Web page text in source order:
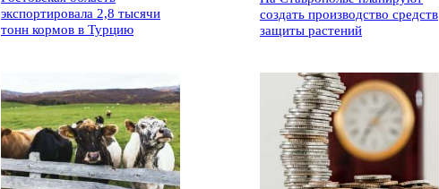
экспортировала 2,8 тысячи
тонн кормов в Турцию
создать производство средств
защиты растений